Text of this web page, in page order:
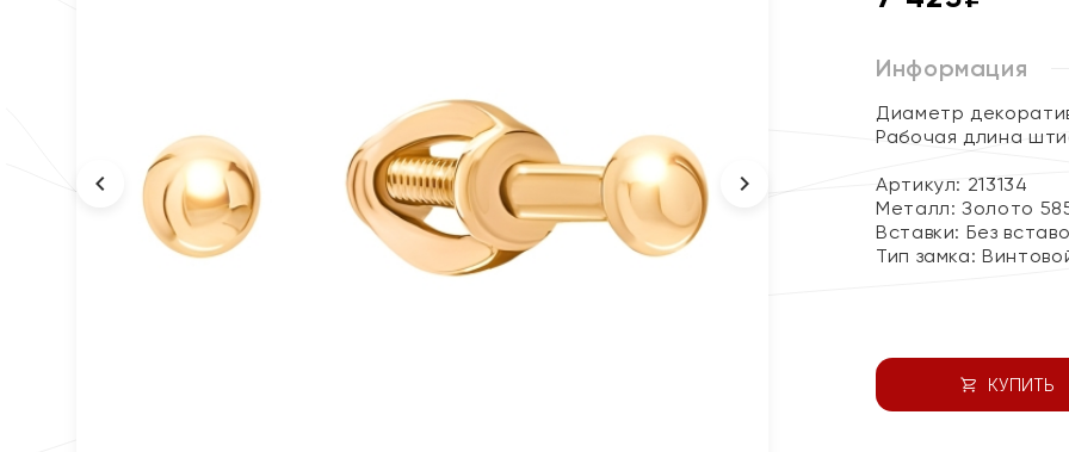
Информация
Диаметр
Рабочая длина
Артикул: 213134
Металл:Золото
Вставки: Без
Тип замка:
КУПИТЬ